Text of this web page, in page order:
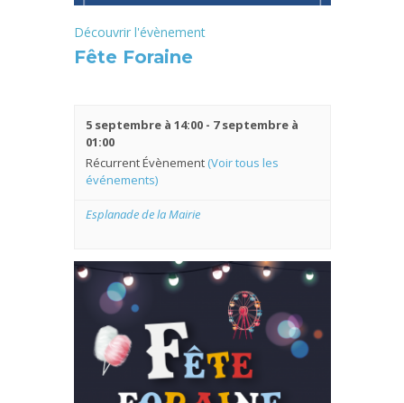
Découvrir l'évènement
Fête Foraine
5 septembre à 14:00- 7 septembre à
01:00
Récurrent Évènement (Voir tous les
événements)
Esplanade de la Mairie